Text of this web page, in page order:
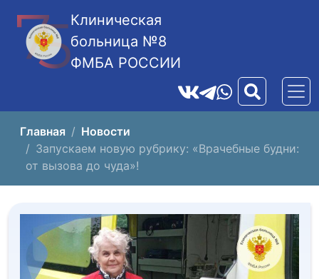
Клиническая
больница №8
ФМБА РОССИИ
Главная
Новости
Запускаем новую рубрику: «Врачебные будни:
от вызова до чуда»!